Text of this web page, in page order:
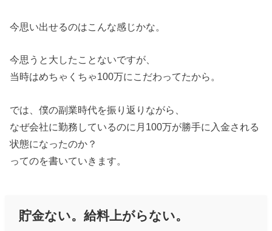
今思い出せるのはこんな感じかな。
今思うと大したことないですが、
当時はめちゃくちゃ100万にこだわってたから。
では、僕の副業時代を振り返りながら、
なぜ会社に勤務しているのに月100万が勝手に入金される
状態になったのか？
ってのを書いていきます。
貯金ない。給料上がらない。